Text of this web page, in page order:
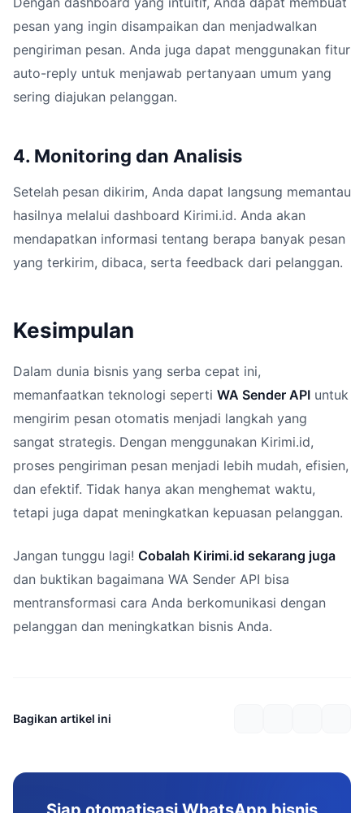
pesan yang ingin disampaikan dan menjadwalkan
pengiriman pesan. Anda juga dapat menggunakan fitur
auto-reply untuk menjawab pertanyaan umum yang
sering diajukan pelanggan.
4. Monitoring dan Analisis
Setelah pesan dikirim, Anda dapat langsung memantau
hasilnya melalui dashboard Kirimi.id. Anda akan
mendapatkan informasi tentang berapa banyak pesan
yang terkirim, dibaca, serta feedback dari pelanggan.
Kesimpulan
Dalam dunia bisnis yang serba cepat ini,
memanfaatkan teknologi seperti WA Sender API untuk
mengirim pesan otomatis menjadi langkah yang
sangat strategis. Dengan menggunakan Kirimi.id,
proses pengiriman pesan menjadi lebih mudah, efisien,
dan efektif. Tidak hanya akan menghemat waktu,
tetapi juga dapat meningkatkan kepuasan pelanggan.
Jangan tunggu lagi! Cobalah Kirimi.id sekarang juga
dan buktikan bagaimana WA Sender API bisa
mentransformasi cara Anda berkomunikasi dengan
pelanggan dan meningkatkan bisnis Anda.
Bagikan artikel ini